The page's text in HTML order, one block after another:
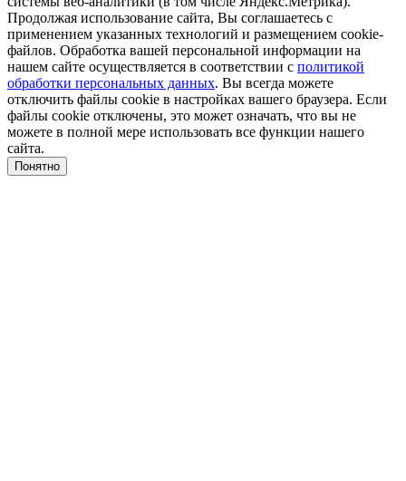
Продолжая использование сайта, Вы соглашаетесь с
применением указанных технологий и размещением cookie-
файлов. Обработка вашей персональной информации на
нашем сайте осуществляется в соответствии с политикой
обработки персональных данных. Вы всегда можете
отключить файлы cookie в настройках вашего браузера. Если
файлы cookie отключены, это может означать, что вы не
можете в полной мере использовать все функции нашего
сайта.
Понятно